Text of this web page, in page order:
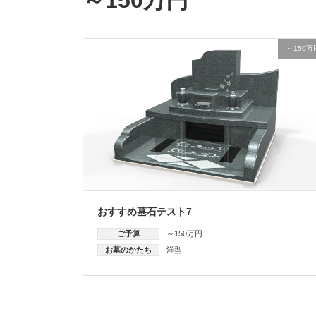
～150万
おすすめ墓石テスト7
ご予算
～150万円
お墓のかたち
洋型